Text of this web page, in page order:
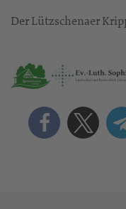
Der Lützschenaer